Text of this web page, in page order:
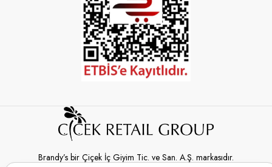
Brandy’s bir Çiçek İç Giyim Tic. ve San. A.Ş. markasıdır.